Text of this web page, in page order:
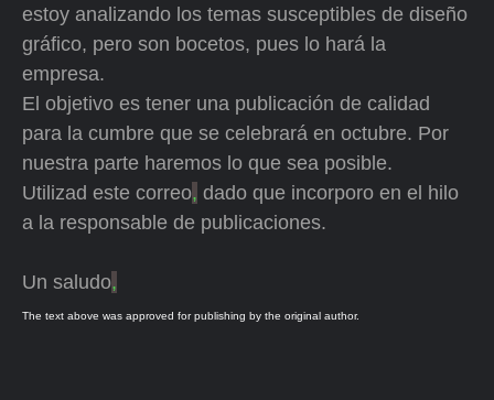
estoy analizando los temas susceptibles de diseño
gráfico, pero son bocetos, pues lo hará la
empresa.
El objetivo es tener una publicación de calidad
para la cumbre que se celebrará en octubre. Por
nuestra parte haremos lo que sea posible.
Utilizad este correo, dado que incorporo en el hilo
a la responsable de publicaciones.
Un saludo,
The text above was approved for publishing by the original author.